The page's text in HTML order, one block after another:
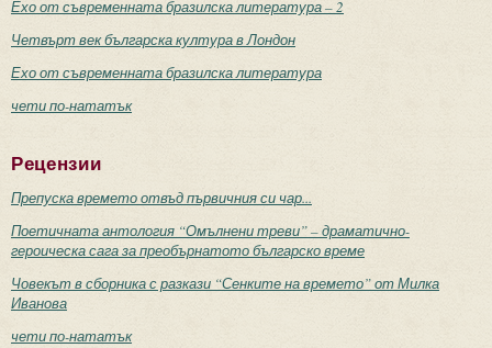
Ехо от съвременната бразилска литература – 2
Четвърт век българска култура в Лондон
Ехо от съвременната бразилска литература
чети по-нататък
Рецензии
Препуска времето отвъд първичния си чар...
Поетичната антология “Омълнени треви” – драматично-
героическа сага за преобърнатото българско време
Човекът в сборника с разкази “Сенките на времето” от Милка
Иванова
чети по-нататък